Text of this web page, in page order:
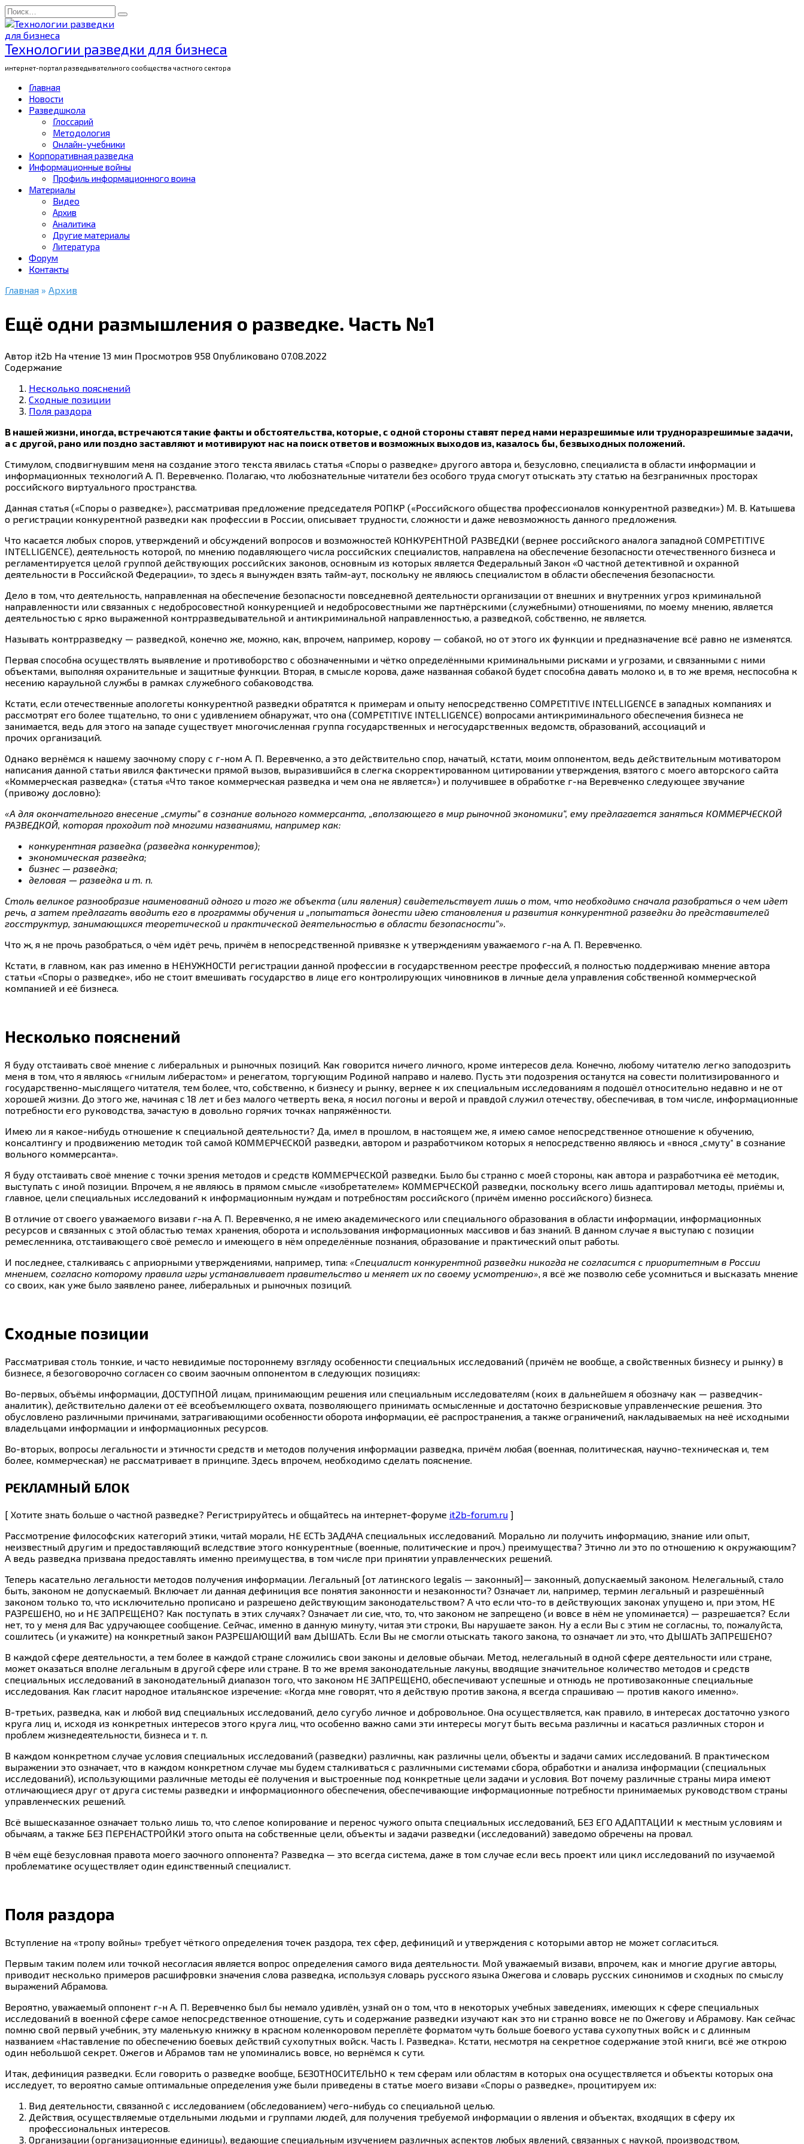
Перейти
к
содержанию
Search
for:
Технологии разведки для бизнеса
интернет-портал разведывательного сообщества частного сектора
Главная
Новости
Разведшкола
Глоссарий
Методология
Онлайн-учебники
Корпоративная разведка
Информационные войны
Профиль информационного воина
Материалы
Видео
Архив
Аналитика
Другие материалы
Литература
Форум
Контакты
Главная » Архив
Ещё одни размышления о разведке. Часть №1
Автор it2b На чтение 13 мин Просмотров 958 Опубликовано 07.08.2022
Содержание
Несколько пояснений
Сходные позиции
Поля раздора
В нашей жизни, иногда, встречаются такие факты и обстоятельства, которые, с одной стороны ставят перед нами неразрешимые или трудноразрешимые задачи,
а с другой, рано или поздно заставляют и мотивируют нас на поиск ответов и возможных выходов из, казалось бы, безвыходных положений.
Стимулом, сподвигнувшим меня на создание этого текста явилась статья «Споры о разведке» другого автора и, безусловно, специалиста в области информации и
информационных технологий А. П. Веревченко. Полагаю, что любознательные читатели без особого труда смогут отыскать эту статью на безграничных просторах
российского виртуального пространства.
Данная статья («Споры о разведке»), рассматривая предложение председателя РОПКР («Российского общества профессионалов конкурентной разведки») М. В. Катышева
о регистрации конкурентной разведки как профессии в России, описывает трудности, сложности и даже невозможность данного предложения.
Что касается любых споров, утверждений и обсуждений вопросов и возможностей КОНКУРЕНТНОЙ РАЗВЕДКИ (вернее российского аналога западной COMPETITIVE
INTELLIGENCE), деятельность которой, по мнению подавляющего числа российских специалистов, направлена на обеспечение безопасности отечественного бизнеса и
регламентируется целой группой действующих российских законов, основным из которых является Федеральный Закон «О частной детективной и охранной
деятельности в Российской Федерации», то здесь я вынужден взять тайм-аут, поскольку не являюсь специалистом в области обеспечения безопасности.
Дело в том, что деятельность, направленная на обеспечение безопасности повседневной деятельности организации от внешних и внутренних угроз криминальной
направленности или связанных с недобросовестной конкуренцией и недобросовестными же партнёрскими (служебными) отношениями, по моему мнению, является
деятельностью с ярко выраженной контрразведывательной и антикриминальной направленностью, а разведкой, собственно, не является.
Называть контрразведку — разведкой, конечно же, можно, как, впрочем, например, корову — собакой, но от этого их функции и предназначение всё равно не изменятся.
Первая способна осуществлять выявление и противоборство с обозначенными и чётко определёнными криминальными рисками и угрозами, и связанными с ними
объектами, выполняя охранительные и защитные функции. Вторая, в смысле корова, даже названная собакой будет способна давать молоко и, в то же время, неспособна к
несению караульной службы в рамках служебного собаководства.
Кстати, если отечественные апологеты конкурентной разведки обратятся к примерам и опыту непосредственно COMPETITIVE INTELLIGENCE в западных компаниях и
рассмотрят его более тщательно, то они с удивлением обнаружат, что она (COMPETITIVE INTELLIGENCE) вопросами антикриминального обеспечения бизнеса не
занимается, ведь для этого на западе существует многочисленная группа государственных и негосударственных ведомств, образований, ассоциаций и
прочих организаций.
Однако вернёмся к нашему заочному спору с г-ном А. П. Веревченко, а это действительно спор, начатый, кстати, моим оппонентом, ведь действительным мотиватором
написания данной статьи явился фактически прямой вызов, выразившийся в слегка скорректированном цитировании утверждения, взятого с моего авторского сайта
«Коммерческая разведка» (статья «Что такое коммерческая разведка и чем она не является») и получившее в обработке г-на Веревченко следующее звучание
(привожу дословно):
«А для окончательного внесение „смуты“ в сознание вольного коммерсанта, „вползающего в мир рыночной экономики“, ему предлагается заняться КОММЕРЧЕСКОЙ
РАЗВЕДКОЙ, которая проходит под многими названиями, например как:
конкурентная разведка (разведка конкурентов);
экономическая разведка;
бизнес — разведка;
деловая — разведка и т. п.
Столь великое разнообразие наименований одного и того же объекта (или явления) свидетельствует лишь о том, что необходимо сначала разобраться о чем идет
речь, а затем предлагать вводить его в программы обучения и „попытаться донести идею становления и развития конкурентной разведки до представителей
госструктур, занимающихся теоретической и практической деятельностью в области безопасности“».
Что ж, я не прочь разобраться, о чём идёт речь, причём в непосредственной привязке к утверждениям уважаемого г-на А. П. Веревченко.
Кстати, в главном, как раз именно в НЕНУЖНОСТИ регистрации данной профессии в государственном реестре профессий, я полностью поддерживаю мнение автора
статьи «Споры о разведке», ибо не стоит вмешивать государство в лице его контролирующих чиновников в личные дела управления собственной коммерческой
компанией и её бизнеса.
Несколько пояснений
Я буду отстаивать своё мнение с либеральных и рыночных позиций. Как говорится ничего личного, кроме интересов дела. Конечно, любому читателю легко заподозрить
меня в том, что я являюсь «гнилым либерастом» и ренегатом, торгующим Родиной направо и налево. Пусть эти подозрения останутся на совести политизированного и
государственно-мыслящего читателя, тем более, что, собственно, к бизнесу и рынку, вернее к их специальным исследованиям я подошёл относительно недавно и не от
хорошей жизни. До этого же, начиная с 18 лет и без малого четверть века, я носил погоны и верой и правдой служил отечеству, обеспечивая, в том числе, информационные
потребности его руководства, зачастую в довольно горячих точках напряжённости.
Имею ли я какое-нибудь отношение к специальной деятельности? Да, имел в прошлом, в настоящем же, я имею самое непосредственное отношение к обучению,
консалтингу и продвижению методик той самой КОММЕРЧЕСКОЙ разведки, автором и разработчиком которых я непосредственно являюсь и «внося „смуту“ в сознание
вольного коммерсанта».
Я буду отстаивать своё мнение с точки зрения методов и средств КОММЕРЧЕСКОЙ разведки. Было бы странно с моей стороны, как автора и разработчика её методик,
выступать с иной позиции. Впрочем, я не являюсь в прямом смысле «изобретателем» КОММЕРЧЕСКОЙ разведки, поскольку всего лишь адаптировал методы, приёмы и,
главное, цели специальных исследований к информационным нуждам и потребностям российского (причём именно российского) бизнеса.
В отличие от своего уважаемого визави г-на А. П. Веревченко, я не имею академического или специального образования в области информации, информационных
ресурсов и связанных с этой областью темах хранения, оборота и использования информационных массивов и баз знаний. В данном случае я выступаю с позиции
ремесленника, отстаивающего своё ремесло и имеющего в нём определённые познания, образование и практический опыт работы.
И последнее, сталкиваясь с априорными утверждениями, например, типа: «Специалист конкурентной разведки никогда не согласится с приоритетным в России
мнением, согласно которому правила игры устанавливает правительство и меняет их по своему усмотрению», я всё же позволю себе усомниться и высказать мнение
со своих, как уже было заявлено ранее, либеральных и рыночных позиций.
Сходные позиции
Рассматривая столь тонкие, и часто невидимые постороннему взгляду особенности специальных исследований (причём не вообще, а свойственных бизнесу и рынку) в
бизнесе, я безоговорочно согласен со своим заочным оппонентом в следующих позициях:
Во-первых, объёмы информации, ДОСТУПНОЙ лицам, принимающим решения или специальным исследователям (коих в дальнейшем я обозначу как — разведчик-
аналитик), действительно далеки от её всеобъемлющего охвата, позволяющего принимать осмысленные и достаточно безрисковые управленческие решения. Это
обусловлено различными причинами, затрагивающими особенности оборота информации, её распространения, а также ограничений, накладываемых на неё исходными
владельцами информации и информационных ресурсов.
Во-вторых, вопросы легальности и этичности средств и методов получения информации разведка, причём любая (военная, политическая, научно-техническая и, тем
более, коммерческая) не рассматривает в принципе. Здесь впрочем, необходимо сделать пояснение.
РЕКЛАМНЫЙ БЛОК
[ Хотите знать больше о частной разведке? Регистрируйтесь и общайтесь на интернет-форуме it2b-forum.ru ]
Рассмотрение философских категорий этики, читай морали, НЕ ЕСТЬ ЗАДАЧА специальных исследований. Морально ли получить информацию, знание или опыт,
неизвестный другим и предоставляющий вследствие этого конкурентные (военные, политические и проч.) преимущества? Этично ли это по отношению к окружающим?
А ведь разведка призвана предоставлять именно преимущества, в том числе при принятии управленческих решений.
Теперь касательно легальности методов получения информации. Легальный [от латинского legalis — законный]— законный, допускаемый законом. Нелегальный, стало
быть, законом не допускаемый. Включает ли данная дефиниция все понятия законности и незаконности? Означает ли, например, термин легальный и разрешённый
законом только то, что исключительно прописано и разрешено действующим законодательством? А что если что-то в действующих законах упущено и, при этом, НЕ
РАЗРЕШЕНО, но и НЕ ЗАПРЕЩЕНО? Как поступать в этих случаях? Означает ли сие, что, то, что законом не запрещено (и вовсе в нём не упоминается) — разрешается? Если
нет, то у меня для Вас удручающее сообщение. Сейчас, именно в данную минуту, читая эти строки, Вы нарушаете закон. Ну а если Вы с этим не согласны, то, пожалуйста,
сошлитесь (и укажите) на конкретный закон РАЗРЕШАЮЩИЙ вам ДЫШАТЬ. Если Вы не смогли отыскать такого закона, то означает ли это, что ДЫШАТЬ ЗАПРЕШЕНО?
В каждой сфере деятельности, а тем более в каждой стране сложились свои законы и деловые обычаи. Метод, нелегальный в одной сфере деятельности или стране,
может оказаться вполне легальным в другой сфере или стране. В то же время законодательные лакуны, вводящие значительное количество методов и средств
специальных исследований в законодательный диапазон того, что законом НЕ ЗАПРЕЩЕНО, обеспечивают успешные и отнюдь не противозаконные специальные
исследования. Как гласит народное итальянское изречение: «Когда мне говорят, что я действую против закона, я всегда спрашиваю — против какого именно».
В-третьих, разведка, как и любой вид специальных исследований, дело сугубо личное и добровольное. Она осуществляется, как правило, в интересах достаточно узкого
круга лиц и, исходя из конкретных интересов этого круга лиц, что особенно важно сами эти интересы могут быть весьма различны и касаться различных сторон и
проблем жизнедеятельности, бизнеса и т. п.
В каждом конкретном случае условия специальных исследований (разведки) различны, как различны цели, объекты и задачи самих исследований. В практическом
выражении это означает, что в каждом конкретном случае мы будем сталкиваться с различными системами сбора, обработки и анализа информации (специальных
исследований), использующими различные методы её получения и выстроенные под конкретные цели задачи и условия. Вот почему различные страны мира имеют
отличающиеся друг от друга системы разведки и информационного обеспечения, обеспечивающие информационные потребности принимаемых руководством страны
управленческих решений.
Всё вышесказанное означает только лишь то, что слепое копирование и перенос чужого опыта специальных исследований, БЕЗ ЕГО АДАПТАЦИИ к местным условиям и
обычаям, а также БЕЗ ПЕРЕНАСТРОЙКИ этого опыта на собственные цели, объекты и задачи разведки (исследований) заведомо обречены на провал.
В чём ещё безусловная правота моего заочного оппонента? Разведка — это всегда система, даже в том случае если весь проект или цикл исследований по изучаемой
проблематике осуществляет один единственный специалист.
Поля раздора
Вступление на «тропу войны» требует чёткого определения точек раздора, тех сфер, дефиниций и утверждения с которыми автор не может согласиться.
Первым таким полем или точкой несогласия является вопрос определения самого вида деятельности. Мой уважаемый визави, впрочем, как и многие другие авторы,
приводит несколько примеров расшифровки значения слова разведка, используя словарь русского языка Ожегова и словарь русских синонимов и сходных по смыслу
выражений Абрамова.
Вероятно, уважаемый оппонент г-н А. П. Веревченко был бы немало удивлён, узнай он о том, что в некоторых учебных заведениях, имеющих к сфере специальных
исследований в военной сфере самое непосредственное отношение, суть и содержание разведки изучают как это ни странно вовсе не по Ожегову и Абрамову. Как сейчас
помню свой первый учебник, эту маленькую книжку в красном коленкоровом переплёте форматом чуть больше боевого устава сухопутных войск и с длинным
названием «Наставление по обеспечению боевых действий сухопутных войск. Часть I. Разведка». Кстати, несмотря на секретное содержание этой книги, всё же открою
один небольшой секрет. Ожегов и Абрамов там не упоминались вовсе, но вернёмся к сути.
Итак, дефиниция разведки. Если говорить о разведке вообще, БЕЗОТНОСИТЕЛЬНО к тем сферам или областям в которых она осуществляется и объекты которых она
исследует, то вероятно самые оптимальные определения уже были приведены в статье моего визави «Споры о разведке», процитируем их:
Вид деятельности, связанной с исследованием (обследованием) чего-нибудь со специальной целью.
Действия, осуществляемые отдельными людьми и группами людей, для получения требуемой информации о явления и объектах, входящих в сферу их
профессиональных интересов.
Организации (организационные единицы), ведающие специальным изучением различных аспектов любых явлений, связанных с наукой, производством,